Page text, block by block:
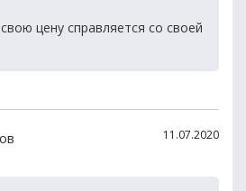
цену справляется со своей
11.07.2020